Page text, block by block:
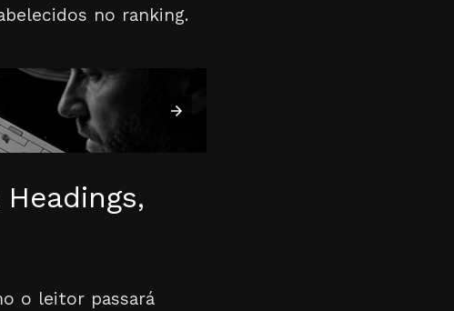
no ranking.
o leitor passará